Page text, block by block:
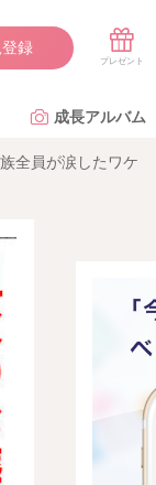
録
成長アルバム
全員が涙したワケ